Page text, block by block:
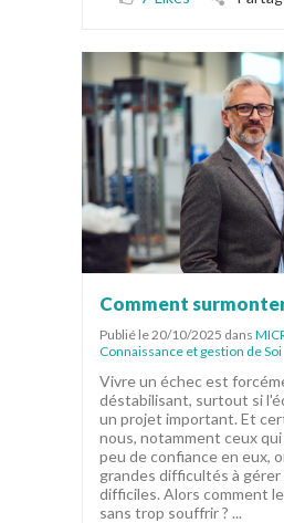
Comment
Publié le 20/10/2025 dans
Connaissance et gestion de Soi
Vivre un échec est
déstabilisant, surtout si
un projet important. Et
nous, notamment ceux
peu de confiance en eux,
grandes difficultés à
difficiles. Alors comment
sans trop souffrir ? ...